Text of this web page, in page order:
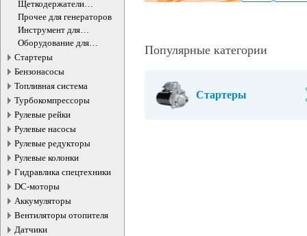
Щеткодержатели
генератора
Прочее для генераторов
Инструмент для
генераторов
Оборудование для
генераторов
Стартеры
Бензонасосы
Топливная система
Турбокомпрессоры
Рулевые рейки
Рулевые насосы
Рулевые редукторы
Рулевые колонки
Гидравлика спецтехники
DC-моторы
Аккумуляторы
Вентиляторы отопителя
Датчики
Популярные категории
Стартеры